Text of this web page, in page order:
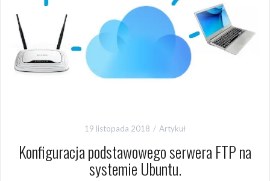
19 listopada 2018 Artykuł
Konfiguracja podstawowego serwera FTP na
systemie Ubuntu.